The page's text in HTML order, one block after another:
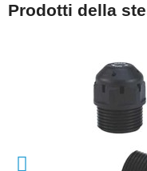
Prodotti della